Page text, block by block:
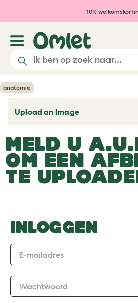
Ga naar de hoofdinhoud
10%
anatomie
Upload an Image
T
o
g
l
e
d
r
n
MELD U
OM EEN
TE
INLOGGEN
E-mailadres
Wachtwoord